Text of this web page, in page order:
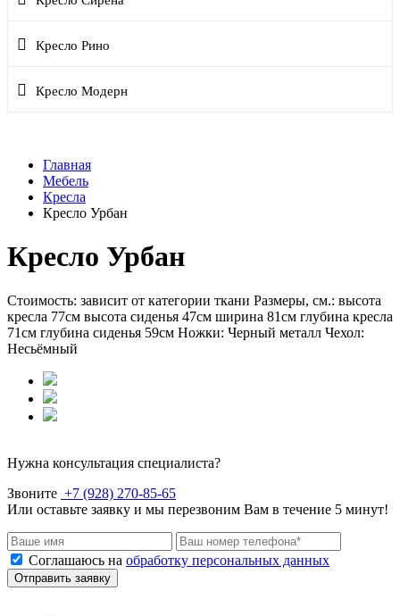
Кресло Рино
Кресло Модерн
Главная
Мебель
Кресла
Кресло Урбан
Кресло Урбан
Стоимость: зависит от категории ткани Размеры, см.: высота
кресла 77см высота сиденья 47см ширина 81см глубина кресла
71см глубина сиденья 59см Ножки: Черный металл Чехол:
Несьёмный
Нужна консультация специалиста?
Звоните +7 (928) 270-85-65
Или оставьте заявку и мы перезвоним Вам в течение 5 минут!
Соглашаюсь на обработку персональных данных
Отправить заявку